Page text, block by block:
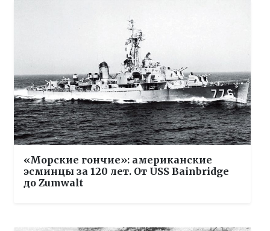
«Морские гончие»: американские
эсминцы за 120 лет. От USS Bainbridge
до Zumwalt